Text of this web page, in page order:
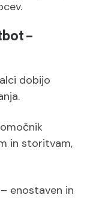
–
dobijo
in storitvam,
– enostaven in